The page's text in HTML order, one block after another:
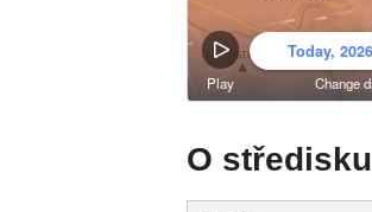
O středisku